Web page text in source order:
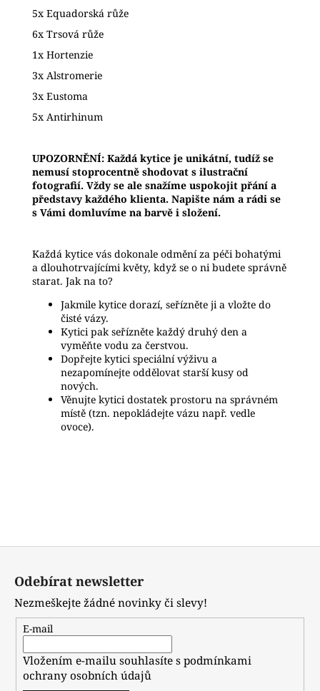
5x Equadorská růže
6x Trsová růže
1x Hortenzie
3x Alstromerie
3x Eustoma
5x Antirhinum
UPOZORNĚNÍ: Každá kytice je unikátní, tudíž se
nemusí stoprocentně shodovat s ilustrační
fotografií. Vždy se ale snažíme uspokojit přání a
představy každého klienta. Napište nám a rádi se
s Vámi domluvíme na barvě i složení.
Každá kytice vás dokonale odmění za péči bohatými
a dlouhotrvajícími květy, když se o ni budete správně
starat. Jak na to?
Jakmile kytice dorazí, seřízněte ji a vložte do
čisté vázy.
Kytici pak seřízněte každý druhý den a
vyměňte vodu za čerstvou.
Dopřejte kytici speciální výživu a
nezapomínejte oddělovat starší kusy od
nových.
Věnujte kytici dostatek prostoru na správném
místě (tzn. nepokládejte vázu např. vedle
ovoce).
Odebírat newsletter
Nezmeškejte žádné novinky či slevy!
E-mail
Vložením e-mailu souhlasíte spodmínkami
ochrany osobních údajů